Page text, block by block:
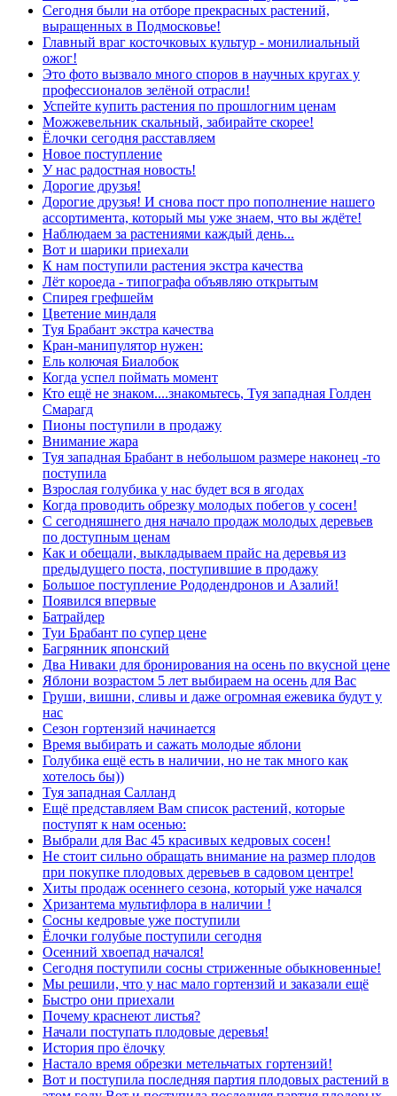
Сегодня были на отборе прекрасных растений,
выращенных в Подмосковье!
Главный враг косточковых культур - монилиальный
ожог!
Это фото вызвало много споров в научных кругах у
профессионалов зелёной отрасли!
Успейте купить растения по прошлогним ценам
Можжевельник скальный, забирайте скорее!
Ёлочки сегодня расставляем
Новое поступление
У нас радостная новость!
Дорогие друзья!
Дорогие друзья! И снова пост про пополнение нашего
ассортимента, который мы уже знаем, что вы ждёте!
Наблюдаем за растениями каждый день...
Вот и шарики приехали
К нам поступили растения экстра качества
Лёт короеда - типографа объявляю открытым
Спирея грефшейм
Цветение миндаля
Туя Брабант экстра качества
Кран-манипулятор нужен:
Ель колючая Биалобок
Когда успел поймать момент
Кто ещё не знаком....знакомьтесь, Туя западная Голден
Смарагд
Пионы поступили в продажу
Внимание жара
Туя западная Брабант в небольшом размере наконец -то
поступила
Взрослая голубика у нас будет вся в ягодах
Когда проводить обрезку молодых побегов у сосен!
С сегодняшнего дня начало продаж молодых деревьев
по доступным ценам
Как и обещали, выкладываем прайс на деревья из
предыдущего поста, поступившие в продажу
Большое поступление Рододендронов и Азалий!
Появился впервые
Батрайдер
Туи Брабант по супер цене
Багрянник японский
Два Ниваки для бронирования на осень по вкусной цене
Яблони возрастом 5 лет выбираем на осень для Вас
Груши, вишни, сливы и даже огромная ежевика будут у
нас
Сезон гортензий начинается
Время выбирать и сажать молодые яблони
Голубика ещё есть в наличии, но не так много как
хотелось бы))
Туя западная Салланд
Ещё представляем Вам список растений, которые
поступят к нам осенью:
Выбрали для Вас 45 красивых кедровых сосен!
Не стоит сильно обращать внимание на размер плодов
при покупке плодовых деревьев в садовом центре!
Хиты продаж осеннего сезона, который уже начался
Хризантема мультифлора в наличии !
Сосны кедровые уже поступили
Ёлочки голубые поступили сегодня
Осенний хвоепад начался!
Сегодня поступили сосны стриженные обыкновенные!
Мы решили, что у нас мало гортензий и заказали ещё
Быстро они приехали
Почему краснеют листья?
Начали поступать плодовые деревья!
История про ёлочку
Настало время обрезки метельчатых гортензий!
Вот и поступила последняя партия плодовых растений в